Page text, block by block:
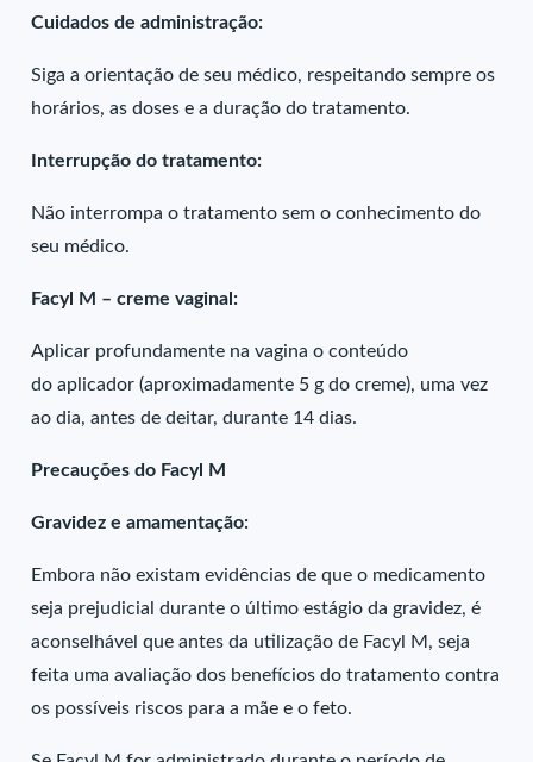
Cuidados de administração:
Siga a orientação de seu médico, respeitando sempre os
horários, as doses e a duração do tratamento.
Interrupção do tratamento:
Não interrompa o tratamento sem o conhecimento do
seu médico.
Facyl M – creme vaginal:
Aplicar profundamente na vagina o conteúdo
do aplicador (aproximadamente 5 g do creme), uma vez
ao dia, antes de deitar, durante 14 dias.
Precauções do Facyl M
Gravidez e amamentação:
Embora não existam evidências de que o medicamento
seja prejudicial durante o último estágio da gravidez, é
aconselhável que antes da utilização de Facyl M, seja
feita uma avaliação dos benefícios do tratamento contra
os possíveis riscos para a mãe e o feto.